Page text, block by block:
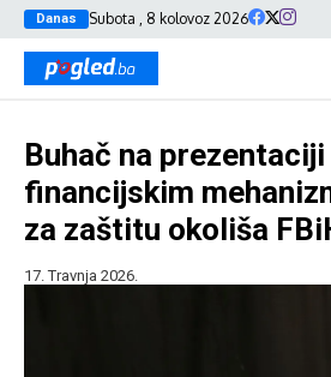
Danas Subota , 8 kolovoz 2026
Buhač na prezentaciji
financijskim
za zaštitu okoliša
17. Travnja 2026.